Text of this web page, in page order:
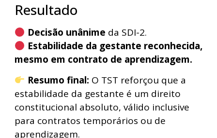
Resultado
Decisão unânime da SDI-2.
Estabilidade da gestante reconhecida,
mesmo em contrato de aprendizagem.
Resumo final: O TST reforçou que a
estabilidade da gestante é um direito
constitucional absoluto, válido inclusive
para contratos temporários ou de
aprendizagem.